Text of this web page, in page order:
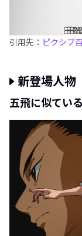
引用先： ピクシブ
新登場人物
五飛に似てい